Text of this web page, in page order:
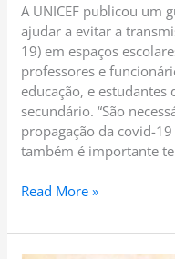
A UNICEF publicou um
ajudar a evitar a
19) em espaços
professores e
educação, e estudantes
secundário. “São
propagação da covid-
também é importante
Read More »